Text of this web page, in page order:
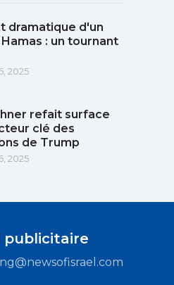
dramatique d'un
: un tournant
2025
refait surface
clé des
de Trump
2025
publicitaire